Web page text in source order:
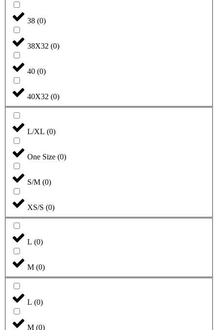
38 (0)
38X32 (0)
40 (0)
40X32 (0)
L/XL (0)
One Size (0)
S/M (0)
XS/S (0)
L (0)
M (0)
L (0)
M (0)